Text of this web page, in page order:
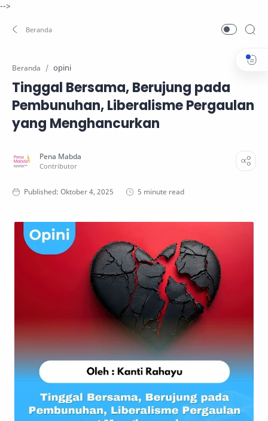
-->
Beranda opini
Tinggal Bersama, Berujung pada
Pembunuhan, Liberalisme Pergaulan
yang Menghancurkan
5 minute read